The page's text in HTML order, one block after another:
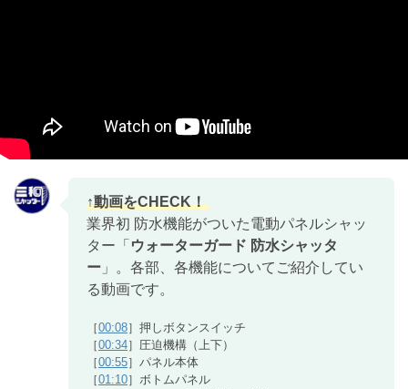
業界初 防水機能がついた電動パネルシャッ
ター「 ウォーターガード 防水シャッタ
ー 」。各部、各機能についてご紹介してい
る動画です。
［00:08］押しボタンスイッチ
［00:34］圧迫機構（上下）
［00:55］パネル本体
［01:10］ボトムパネル